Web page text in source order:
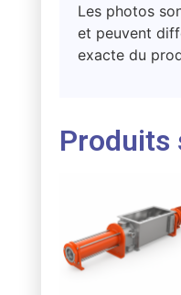
Les photos
et peuvent
exacte du
Produits